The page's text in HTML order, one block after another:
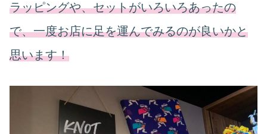
ラッピングや、セットがいろいろあったの
で、一度お店に足を運んでみるのが良いかと
思います！